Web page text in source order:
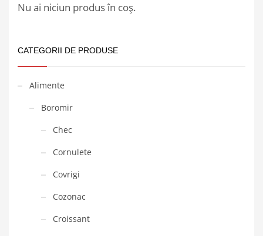
Nu ai niciun produs în coș.
CATEGORII DE PRODUSE
Alimente
Boromir
Chec
Cornulete
Covrigi
Cozonac
Croissant